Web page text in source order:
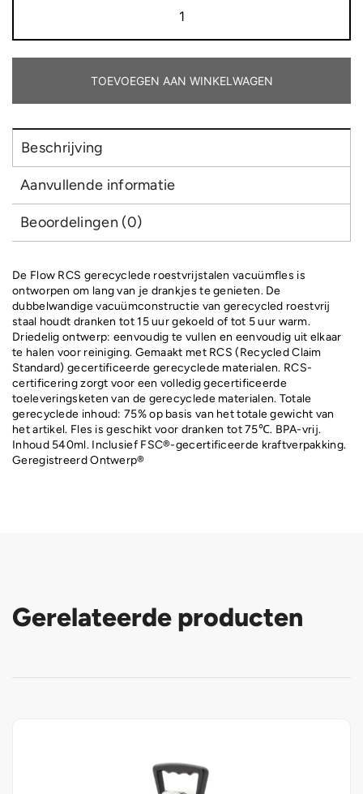
RCS
vacuümfles
aantal
TOEVOEGEN AAN WINKELWAGEN
Beschrijving
Aanvullende informatie
Beoordelingen (0)
De Flow RCS gerecyclede roestvrijstalen vacuümfles is
ontworpen om lang van je drankjes te genieten. De
dubbelwandige vacuümconstructie van gerecycled roestvrij
staal houdt dranken tot 15 uur gekoeld of tot 5 uur warm.
Driedelig ontwerp: eenvoudig te vullen en eenvoudig uit elkaar
te halen voor reiniging. Gemaakt met RCS (Recycled Claim
Standard) gecertificeerde gerecyclede materialen. RCS-
certificering zorgt voor een volledig gecertificeerde
toeleveringsketen van de gerecyclede materialen. Totale
gerecyclede inhoud: 75% op basis van het totale gewicht van
het artikel. Fles is geschikt voor dranken tot 75℃. BPA-vrij.
Inhoud 540ml. Inclusief FSC®-gecertificeerde kraftverpakking.
Geregistreerd Ontwerp®
Gerelateerde producten